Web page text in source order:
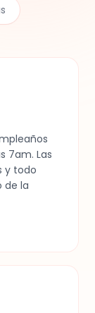
7am. Las
y todo
de la